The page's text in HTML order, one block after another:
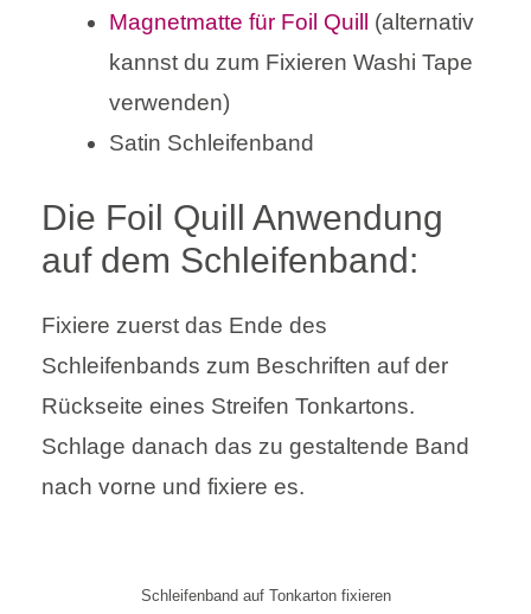
Magnetmatte für Foil Quill
(alternativ
kannst du zum Fixieren Washi Tape
verwenden)
Satin Schleifenband
Die Foil Quill Anwendung
auf dem Schleifenband:
Fixiere zuerst das Ende des
Schleifenbands zum Beschriften auf der
Rückseite eines Streifen Tonkartons.
Schlage danach das zu gestaltende Band
nach vorne und fixiere es.
Schleifenband auf Tonkarton fixieren